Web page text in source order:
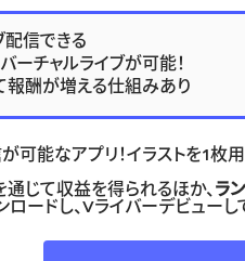
配信できる
ーチャルライブが可能！
報酬が増える仕組みあり
可能なアプリ！イラストを1枚
じて収益を得られるほか、 ラ
ードし、Vライバーデビューし